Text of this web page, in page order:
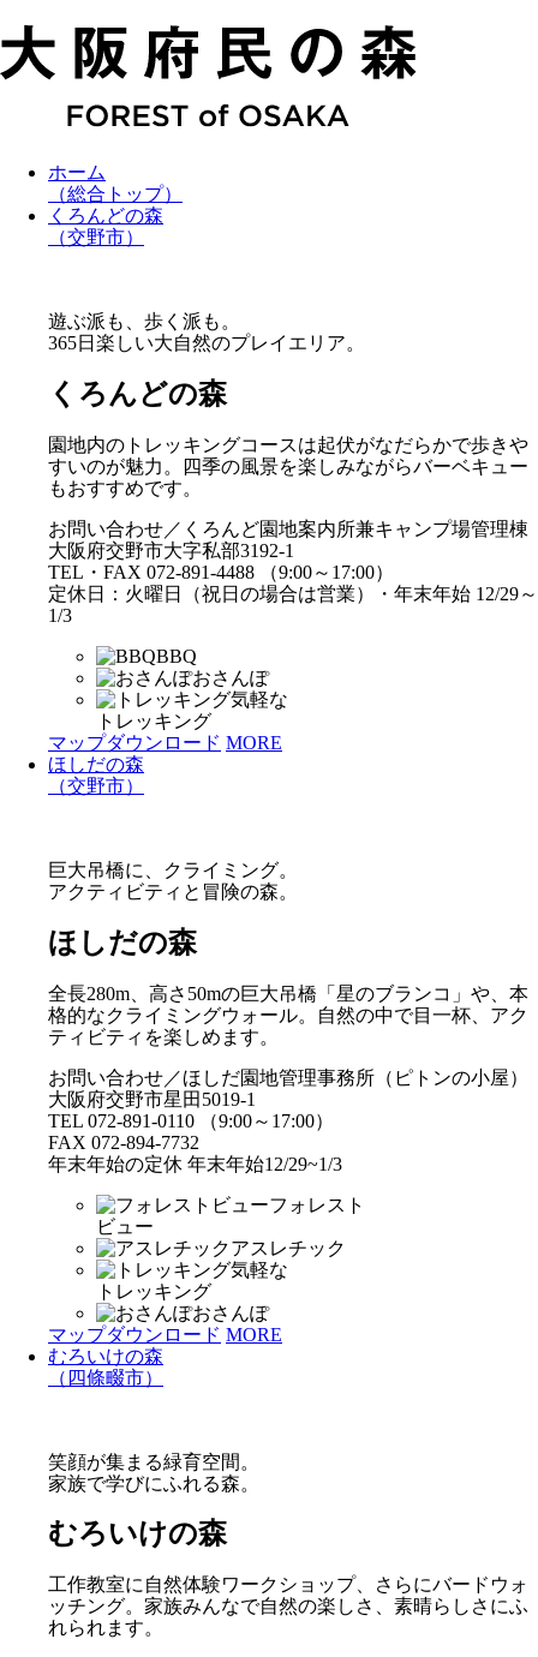
ホーム
（総合トップ）
くろんどの森
（交野市）
遊ぶ派も、歩く派も。
365日楽しい大自然のプレイエリア。
くろんどの森
園地内のトレッキングコースは起伏がなだらかで歩きや
すいのが魅力。四季の風景を楽しみながらバーベキュー
もおすすめです。
お問い合わせ／くろんど園地案内所兼キャンプ場管理棟
大阪府交野市大字私部3192-1
TEL・FAX 072-891-4488 （9:00～17:00）
定休日：火曜日（祝日の場合は営業）・年末年始 12/29～
1/3
BBQ
おさんぽ
気軽な
トレッキング
マップダウンロード MORE
ほしだの森
（交野市）
巨大吊橋に、クライミング。
アクティビティと冒険の森。
ほしだの森
全長280m、高さ50mの巨大吊橋「星のブランコ」や、本
格的なクライミングウォール。自然の中で目一杯、アク
ティビティを楽しめます。
お問い合わせ／ほしだ園地管理事務所（ピトンの小屋）
大阪府交野市星田5019-1
TEL 072-891-0110 （9:00～17:00）
FAX 072-894-7732
年末年始の定休 年末年始12/29~1/3
フォレスト
ビュー
アスレチック
気軽な
トレッキング
おさんぽ
マップダウンロード MORE
むろいけの森
（四條畷市）
笑顔が集まる緑育空間。
家族で学びにふれる森。
むろいけの森
工作教室に自然体験ワークショップ、さらにバードウォ
ッチング。家族みんなで自然の楽しさ、素晴らしさにふ
れられます。